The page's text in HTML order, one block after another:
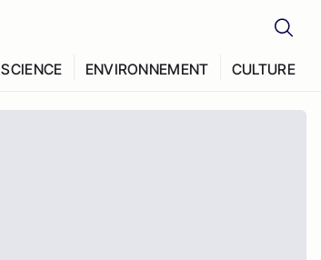
SCIENCE ENVIRONNEMENT CULTURE